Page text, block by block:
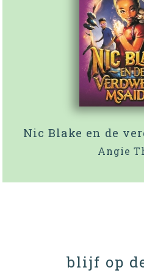
Nic Blake en de
Angie
blijf op